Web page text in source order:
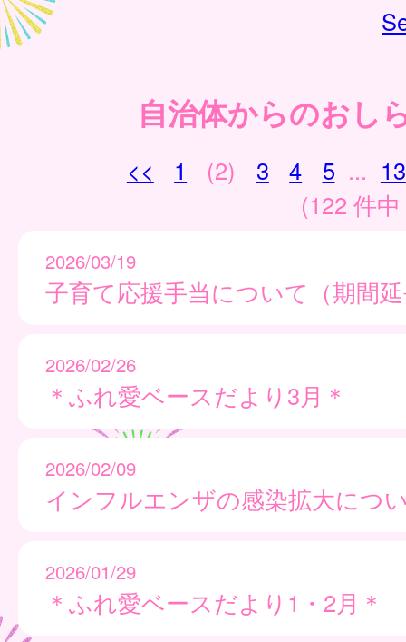
自治体からのおし
<< 1 (2) 3 4 5 ... 13
(122 件
2026/03/19
子育て応援手当について（期間
2026/02/26
＊ふれ愛ベースだより3月＊
2026/02/09
インフルエンザの感染拡大につ
2026/01/29
＊ふれ愛ベースだより1・2月＊